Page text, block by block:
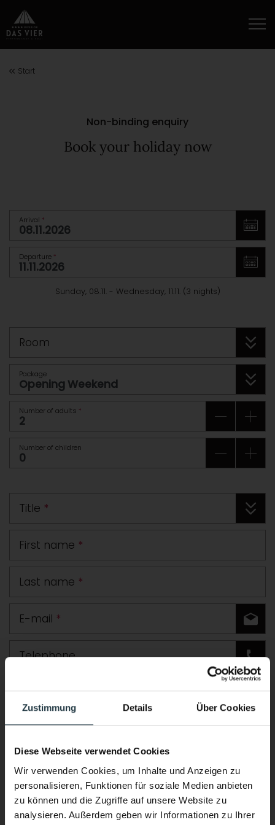
Zustimmung Details Über Cookies
Diese Webseite verwendet Cookies
Wir verwenden Cookies, um Inhalte und Anzeigen zu
personalisieren, Funktionen für soziale Medien anbieten
zu können und die Zugriffe auf unsere Website zu
analysieren. Außerdem geben wir Informationen zu Ihrer
Start
Non-binding enquiry
Book your holiday now
Arrival *
Departure *
Sunday, 08.11. - Wednesday, 11.11. (3 nights)
Room
Package
Number of adults *
Number of children
Title *
First name *
Last name *
E-mail *
Telephone
Road
Postcode Town
Country
Comment